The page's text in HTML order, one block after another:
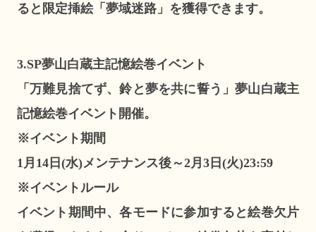
ると限定挿絵「夢域迷路」を獲得できます。
3.SP夢山白蔵主記憶絵巻イベント
「万難見捨てず、鈴と夢を共に誓う」夢山白蔵主
記憶絵巻イベント開催。
※イベント期間
1月14日(水)メンテナンス後～2月3日(火)23:59
※イベントルール
イベント期間中、各モードに参加すると絵巻欠片